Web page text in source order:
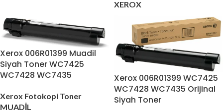
XEROX
Xerox 006R01399 Muadil
Siyah Toner WC7425
WC7428 WC7435
Xerox Fotokopi Toner
MUADİL
Xerox 006R01399 WC7425
WC7428 WC7435 Orijinal
Siyah Toner